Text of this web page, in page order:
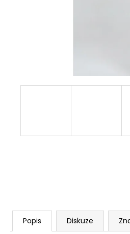
Popis Diskuze